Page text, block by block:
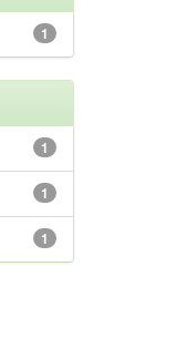
1
1
1
1